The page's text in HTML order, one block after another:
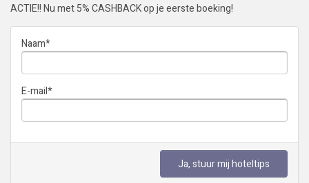
ACTIE!! Nu met 5% CASHBACK op je eerste boeking!
Naam*
E-mail*
Ja, stuur mij hoteltips